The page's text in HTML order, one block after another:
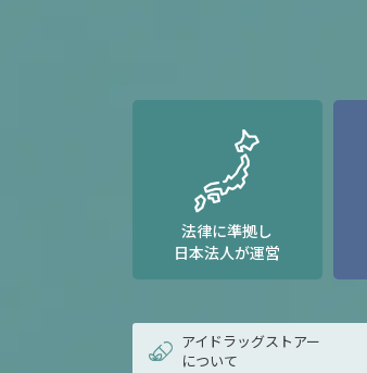
法律に準拠し
日本法人が運営
アイドラッグストアー
について